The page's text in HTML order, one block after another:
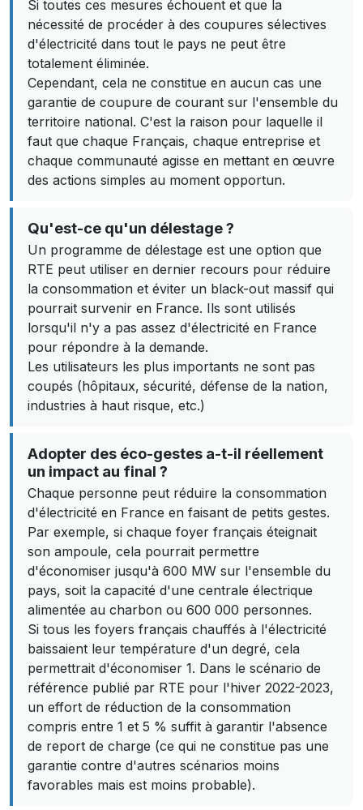
Si toutes ces mesures échouent et que la
nécessité de procéder à des coupures sélectives
d'électricité dans tout le pays ne peut être
totalement éliminée.
Cependant, cela ne constitue en aucun cas une
garantie de coupure de courant sur l'ensemble du
territoire national. C'est la raison pour laquelle il
faut que chaque Français, chaque entreprise et
chaque communauté agisse en mettant en œuvre
des actions simples au moment opportun.
Qu'est-ce qu'un délestage ?
Un programme de délestage est une option que
RTE peut utiliser en dernier recours pour réduire
la consommation et éviter un black-out massif qui
pourrait survenir en France. Ils sont utilisés
lorsqu'il n'y a pas assez d'électricité en France
pour répondre à la demande.
Les utilisateurs les plus importants ne sont pas
coupés (hôpitaux, sécurité, défense de la nation,
industries à haut risque, etc.)
Adopter des éco-gestes a-t-il réellement
un impact au final ?
Chaque personne peut réduire la consommation
d'électricité en France en faisant de petits gestes.
Par exemple, si chaque foyer français éteignait
son ampoule, cela pourrait permettre
d'économiser jusqu'à 600 MW sur l'ensemble du
pays, soit la capacité d'une centrale électrique
alimentée au charbon ou 600 000 personnes.
Si tous les foyers français chauffés à l'électricité
baissaient leur température d'un degré, cela
permettrait d'économiser 1. Dans le scénario de
référence publié par RTE pour l'hiver 2022-2023,
un effort de réduction de la consommation
compris entre 1 et 5 % suffit à garantir l'absence
de report de charge (ce qui ne constitue pas une
garantie contre d'autres scénarios moins
favorables mais est moins probable).